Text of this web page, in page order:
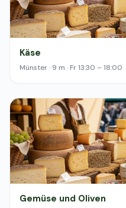
Käse
Münster · 9 m · Fr 13:30 – 18:00
Gemüse und Oliven